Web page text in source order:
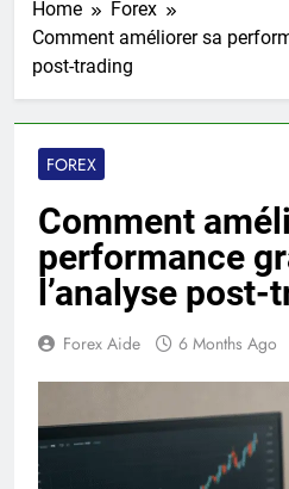
Home
Forex
Comment améliorer sa
post-trading
FOREX
Comment
performance
l’analyse post-
Forex Aide 6 Months Ago